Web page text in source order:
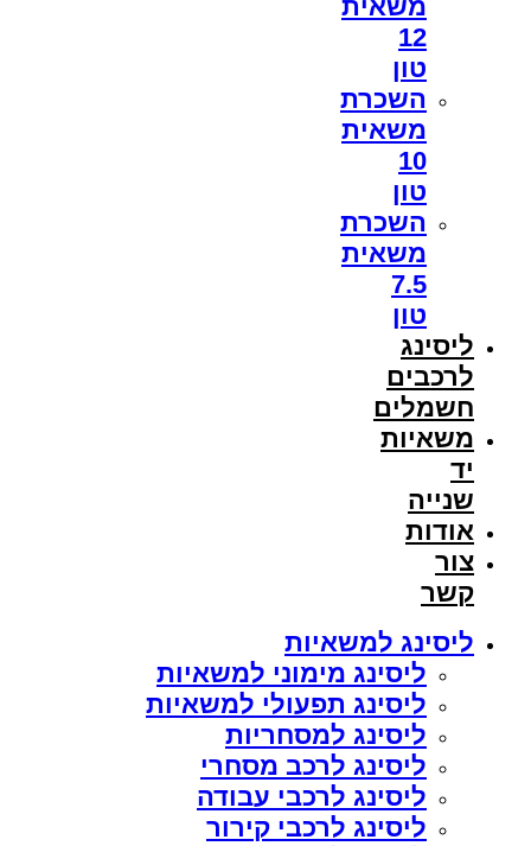
משאית
12
טון
השכרת
משאית
10
טון
השכרת
משאית
7.5
טון
ליסינג
לרכבים
חשמלים
משאיות
יד
שנייה
אודות
צור
קשר
ליסינג למשאיות
ליסינג מימוני למשאיות
ליסינג תפעולי למשאיות
ליסינג למסחריות
ליסינג לרכב מסחרי
ליסינג לרכבי עבודה
ליסינג לרכבי קירור